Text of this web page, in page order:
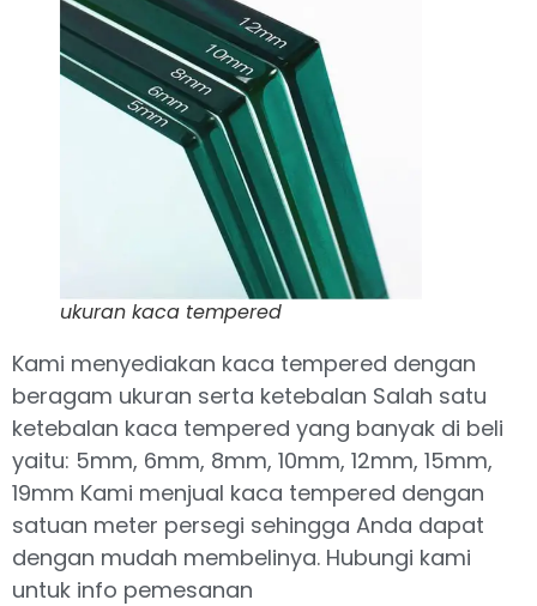
ukuran kaca tempered
Kami menyediakan kaca tempered dengan
beragam ukuran serta ketebalan Salah satu
ketebalan kaca tempered yang banyak di beli
yaitu: 5mm, 6mm, 8mm, 10mm, 12mm, 15mm,
19mm Kami menjual kaca tempered dengan
satuan meter persegi sehingga Anda dapat
dengan mudah membelinya. Hubungi kami
untuk info pemesanan